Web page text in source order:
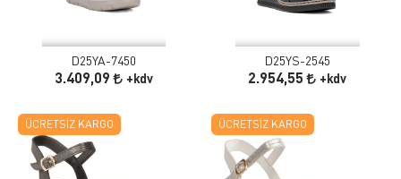
D25YA-7450
3.409,09 +kdv
D25YS-2545
2.954,55 +kdv
ÜCRETSIZ KARGO ÜCRETSIZ KARGO